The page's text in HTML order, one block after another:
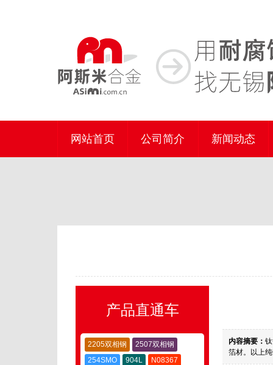
网站首页 公司简介 新闻动态
产品直通车
2205双相钢
2507双相钢
254SMO
904L
N08367
内容摘要：
箔材。以上